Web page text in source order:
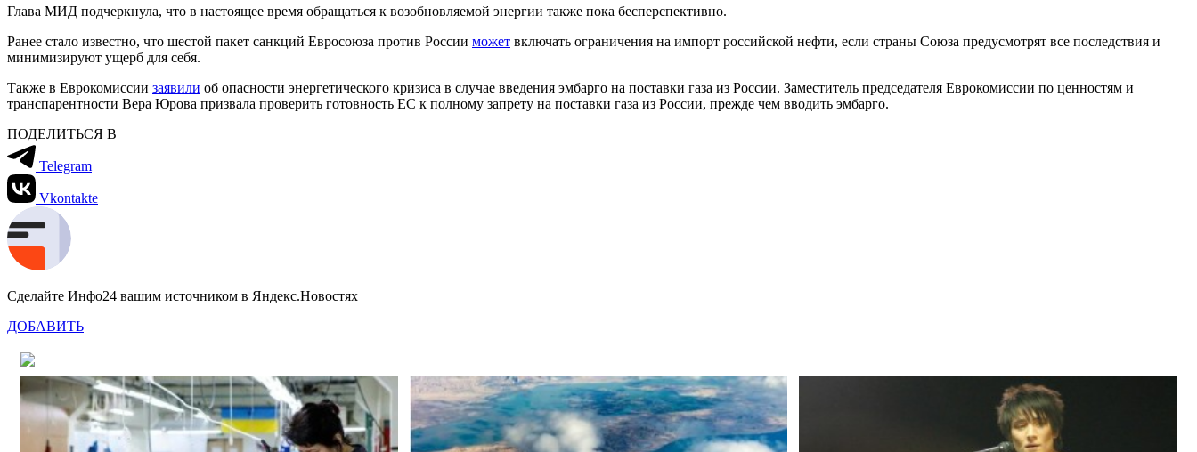
Глава МИД подчеркнула, что в настоящее время обращаться к возобновляемой энергии также пока бесперспективно.
Ранее стало известно, что шестой пакет санкций Евросоюза против России может включать ограничения на импорт российской нефти, если страны Союза предусмотрят все последствия и
минимизируют ущерб для себя.
Также в Еврокомиссии заявили об опасности энергетического кризиса в случае введения эмбарго на поставки газа из России. Заместитель председателя Еврокомиссии по ценностям и
транспарентности Вера Юрова призвала проверить готовность ЕС к полному запрету на поставки газа из России, прежде чем вводить эмбарго.
ПОДЕЛИТЬСЯ В
Telegram
Vkontakte
Сделайте Инфо24 вашим источником в Яндекс.Новостях
ДОБАВИТЬ